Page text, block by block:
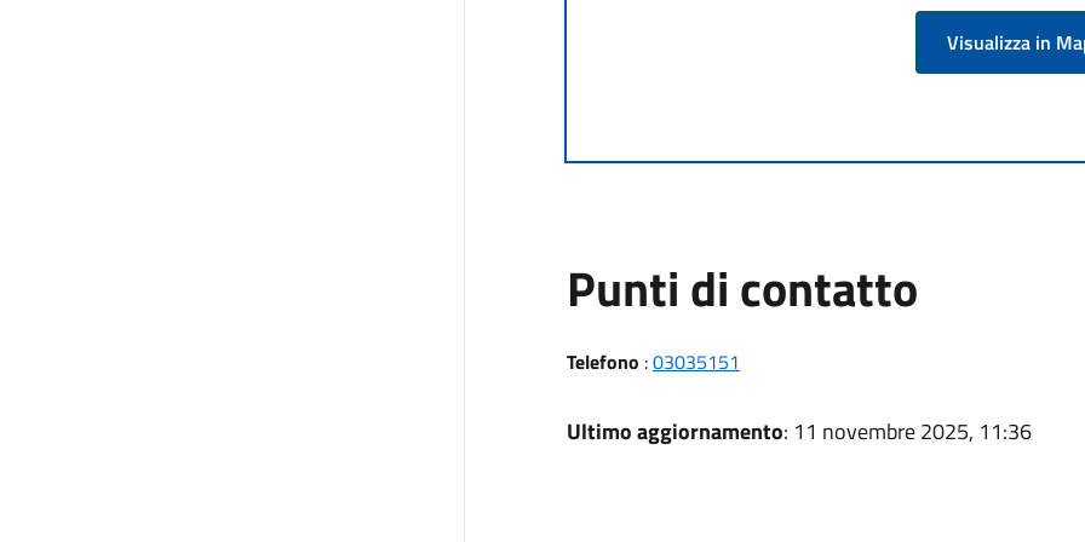
Visualizza in
Punti di contatto
Telefono :03035151
Ultimo aggiornamento: 11 novembre 2025, 11:36